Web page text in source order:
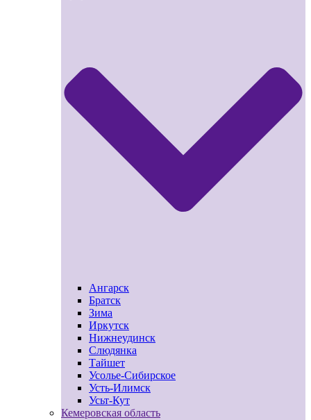
Ангарск
Братск
Зима
Иркутск
Нижнеудинск
Слюдянка
Тайшет
Усолье-Сибирское
Усть-Илимск
Усьт-Кут
Кемеровская область